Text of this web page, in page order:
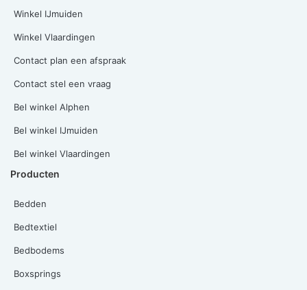
Winkel IJmuiden
Winkel Vlaardingen
Contact plan een afspraak
Contact stel een vraag
Bel winkel Alphen
Bel winkel IJmuiden
Bel winkel Vlaardingen
Producten
Bedden
Bedtextiel
Bedbodems
Boxsprings